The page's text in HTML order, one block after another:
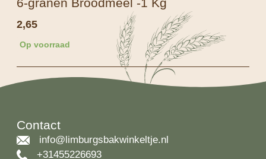
2,65
Op voorraad
Contact
info@limburgsbakwinkeltje.nl
+31455226693